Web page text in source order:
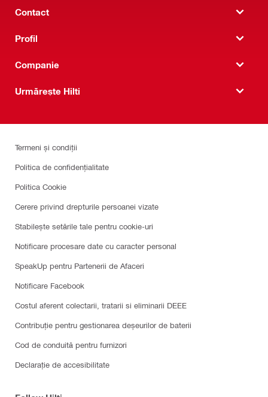
Contact
Profil
Companie
Urmărește Hilti
Termeni și condiții
Politica de confidențialitate
Politica Cookie
Cerere privind drepturile persoanei vizate
Stabilește setările tale pentru cookie-uri
Notificare procesare date cu caracter personal
SpeakUp pentru Partenerii de Afaceri
Notificare Facebook
Costul aferent colectarii, tratarii si eliminarii DEEE
Contribuție pentru gestionarea deșeurilor de baterii
Cod de conduită pentru furnizori
Declarație de accesibilitate